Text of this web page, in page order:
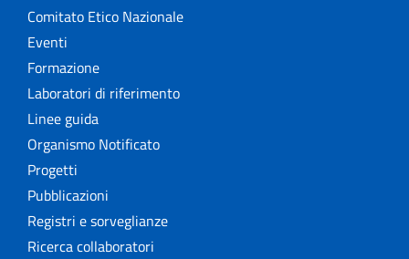
Comitato Etico Nazionale
Eventi
Formazione
Laboratori di riferimento
Linee guida
Organismo Notificato
Progetti
Pubblicazioni
Registri e sorveglianze
Ricerca collaboratori